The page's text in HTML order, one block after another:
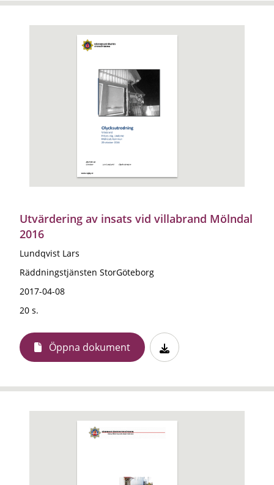
Utvärdering av insats vid villabrand Mölndal
2016
Lundqvist Lars
Räddningstjänsten StorGöteborg
2017-04-08
20 s.
Öppna dokument